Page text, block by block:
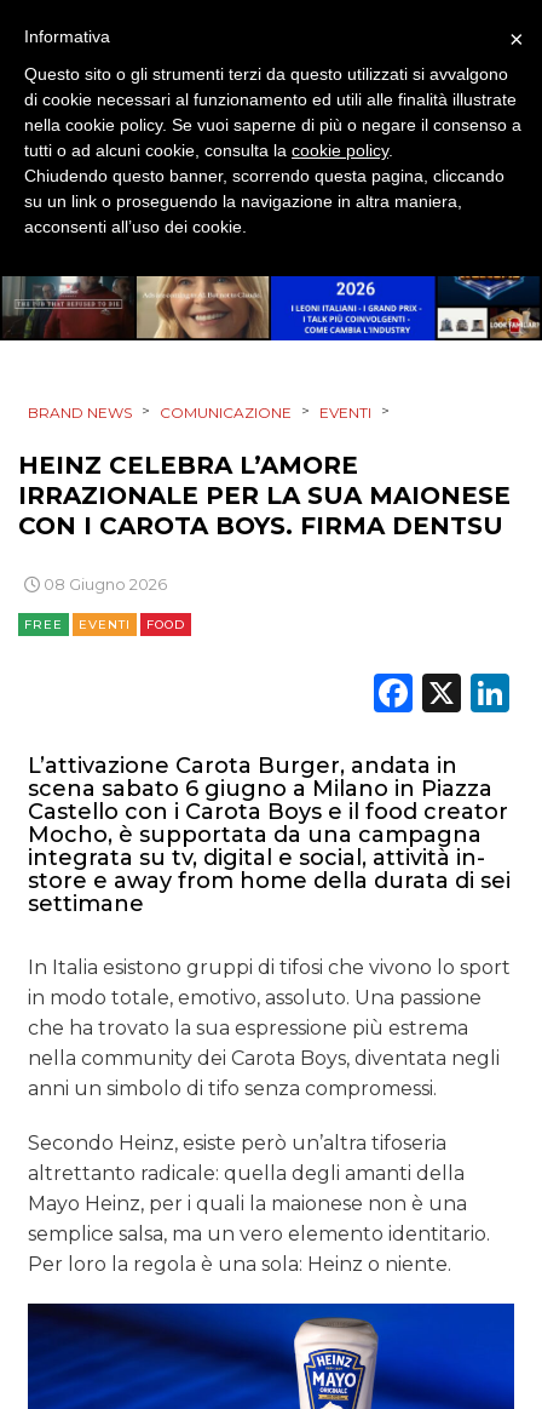
DATI
RICERCHE
PREVISIONI/SCENARI
TREND
BRAND NEWS > COMUNICAZIONE > EVENTI >
HEINZ CELEBRA L’AMORE
IRRAZIONALE PER LA SUA MAIONESE
CON I CAROTA BOYS. FIRMA DENTSU
08 Giugno 2026
FREE EVENTI FOOD
X
L’attivazione Carota Burger, andata in
scena sabato 6 giugno a Milano in Piazza
Castello con i Carota Boys e il food creator
Mocho, è supportata da una campagna
integrata su tv, digital e social, attività in-
store e away from home della durata di sei
settimane
In Italia esistono gruppi di tifosi che vivono lo sport
in modo totale, emotivo, assoluto. Una passione
che ha trovato la sua espressione più estrema
nella community dei Carota Boys, diventata negli
anni un simbolo di tifo senza compromessi.
Secondo Heinz, esiste però un’altra tifoseria
altrettanto radicale: quella degli amanti della
Mayo Heinz, per i quali la maionese non è una
semplice salsa, ma un vero elemento identitario.
Per loro la regola è una sola: Heinz o niente.
×
Informativa
Questo sito o gli strumenti terzi da questo utilizzati si avvalgono
di cookie necessari al funzionamento ed utili alle finalità illustrate
nella cookie policy. Se vuoi saperne di più o negare il consenso a
tutti o ad alcuni cookie, consulta la cookie policy.
Chiudendo questo banner, scorrendo questa pagina, cliccando
su un link o proseguendo la navigazione in altra maniera,
acconsenti all’uso dei cookie.